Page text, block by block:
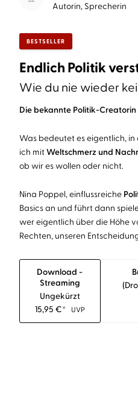
Autorin, Sprecherin
BESTSELLER
Endlich Politik
Wie du nie wieder
Die bekannte Politik-
Was bedeutet es eigentlich, in
ich mit Weltschmerz und
ob wir es wollen oder nicht.
Nina Poppel, einflussreiche
Basics an und führt dann
wer eigentlich über die Höhe
Rechten, unseren
Download -
Streaming
Ungekürzt
15,95 €* UVP